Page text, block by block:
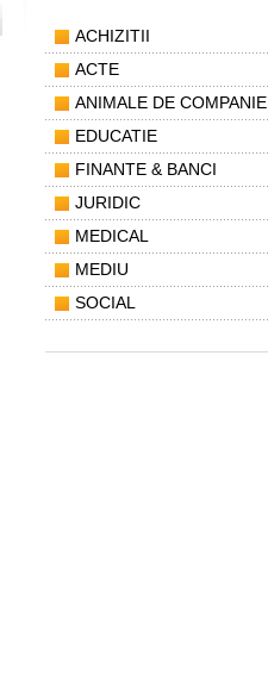
ACHIZITII
ACTE
ANIMALE DE COMPANIE
EDUCATIE
FINANTE & BANCI
JURIDIC
MEDICAL
MEDIU
SOCIAL